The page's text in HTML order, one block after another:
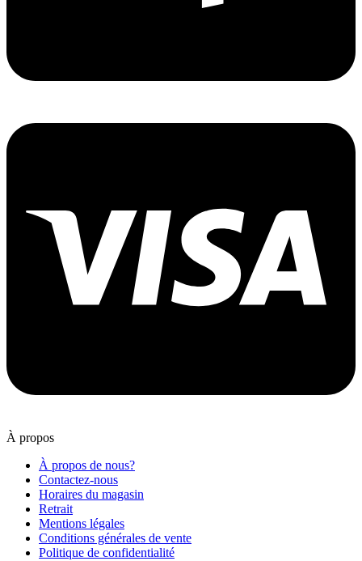
À propos
À propos de nous?
Contactez-nous
Horaires du magasin
Retrait
Mentions légales
Conditions générales de vente
Politique de confidentialité